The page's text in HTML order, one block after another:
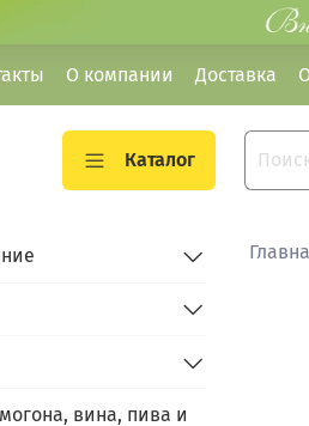
О компании Доставка
Каталог
вина, пива и